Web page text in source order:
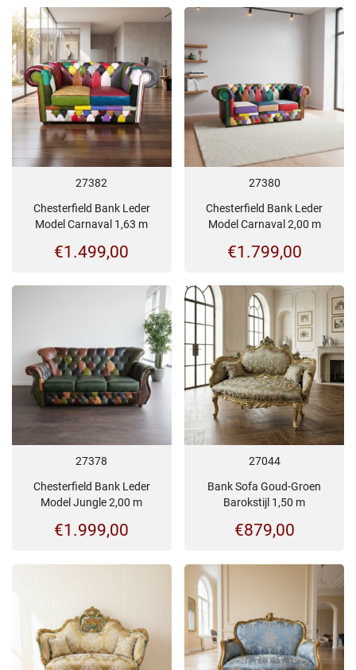
27382
Chesterfield Bank Leder
Model Carnaval 1,63 m
€1.499,00
27380
Chesterfield Bank Leder
Model Carnaval 2,00 m
€1.799,00
27378
Chesterfield Bank Leder
Model Jungle 2,00 m
€1.999,00
27044
Bank Sofa Goud-Groen
Barokstijl 1,50 m
€879,00